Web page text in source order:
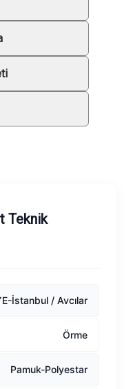
Teknik
İstanbul / Avcılar
Örme
Pamuk-Polyestar